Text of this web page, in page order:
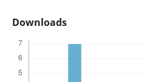
Downloads